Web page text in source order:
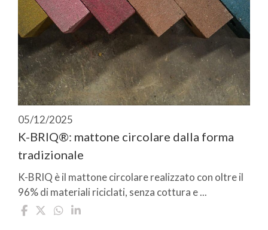
05/12/2025
K-BRIQ®: mattone circolare dalla forma
tradizionale
K-BRIQ è il mattone circolare realizzato con oltre il
96% di materiali riciclati, senza cottura e ...